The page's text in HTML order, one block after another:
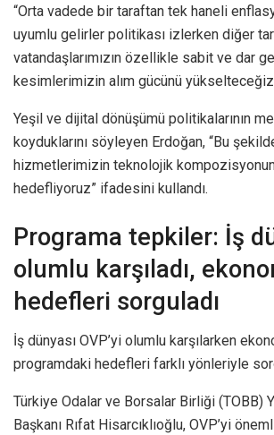
“Orta vadede bir taraftan tek haneli
uyumlu gelirler politikası izlerken diğer
vatandaşlarımızın özellikle sabit ve dar
kesimlerimizin alım gücünü
Yeşil ve dijital dönüşümü politikalarının
koyduklarını söyleyen Erdoğan, “Bu
hizmetlerimizin teknolojik
hedefliyoruz” ifadesini kullandı.
Programa tepkiler: İş
olumlu karşıladı,
hedefleri sorguladı
İş dünyası OVP’yi olumlu karşılarken
programdaki hedefleri farklı yönleriyle
Türkiye Odalar ve Borsalar Birliği (TOBB)
Başkanı Rıfat Hisarcıklıoğlu, OVP’yi